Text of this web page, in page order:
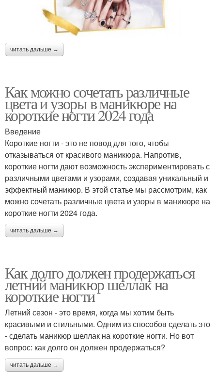
читать дальше →
Как можно сочетать различные
цвета и узоры в маникюре на
короткие ногти 2024 года
Введение
Короткие ногти - это не повод для того, чтобы
отказываться от красивого маникюра. Напротив,
короткие ногти дают возможность экспериментировать с
различными цветами и узорами, создавая уникальный и
эффектный маникюр. В этой статье мы рассмотрим, как
можно сочетать различные цвета и узоры в маникюре на
короткие ногти 2024 года.
читать дальше →
Как долго должен продержаться
летний маникюр шеллак на
короткие ногти
Летний сезон - это время, когда мы хотим быть
красивыми и стильными. Одним из способов сделать это
- сделать маникюр шеллак на короткие ногти. Но вот
вопрос: как долго он должен продержаться?
читать дальше →